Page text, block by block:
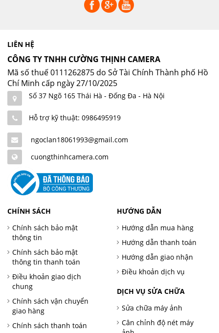
LIÊN HỆ
CÔNG TY TNHH CƯỜNG THỊNH CAMERA
Mã số thuế 0111262875 do Sở Tài Chính Thành phố Hồ
Chí Minh cấp ngày 27/10/2025
Số 37 Ngõ 165 Thái Hà - Đống Đa - Hà Nội
Hỗ trợ kỹ thuật: 0986495919
ngoclan18061993@gmail.com
cuongthinhcamera.com
CHÍNH SÁCH
Chính sách bảo mật
thông tin
Chính sách bảo mật
thông tin thanh toán
Điều khoản giao dịch
chung
Chính sách vận chuyển
giao hàng
Chính sách thanh toán
HƯỚNG DẪN
Hướng dẫn mua hàng
Hướng dẫn thanh toán
Hướng dẫn giao nhận
Điều khoản dịch vụ
DỊCH VỤ SỬA CHỮA
Sửa chữa máy ảnh
Cân chỉnh độ nét máy